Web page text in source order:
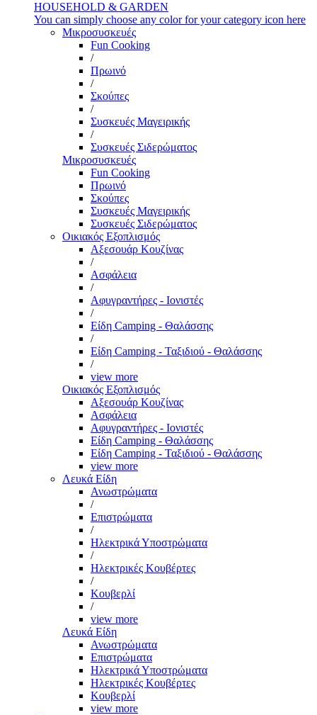
HOUSEHOLD & GARDEN
You can simply choose any color for your category icon here
Μικροσυσκευές
Fun Cooking
/
Πρωινό
/
Σκούπες
/
Συσκευές Μαγειρικής
/
Συσκευές Σιδερώματος
Μικροσυσκευές
Fun Cooking
Πρωινό
Σκούπες
Συσκευές Μαγειρικής
Συσκευές Σιδερώματος
Οικιακός Εξοπλισμός
Αξεσουάρ Κουζίνας
/
Ασφάλεια
/
Αφυγραντήρες - Ιονιστές
/
Είδη Camping - Θαλάσσης
/
Είδη Camping - Ταξιδιού - Θαλάσσης
/
view more
Οικιακός Εξοπλισμός
Αξεσουάρ Κουζίνας
Ασφάλεια
Αφυγραντήρες - Ιονιστές
Είδη Camping - Θαλάσσης
Είδη Camping - Ταξιδιού - Θαλάσσης
view more
Λευκά Είδη
Ανωστρώματα
/
Επιστρώματα
/
Ηλεκτρικά Υποστρώματα
/
Ηλεκτρικές Κουβέρτες
/
Κουβερλί
/
view more
Λευκά Είδη
Ανωστρώματα
Επιστρώματα
Ηλεκτρικά Υποστρώματα
Ηλεκτρικές Κουβέρτες
Κουβερλί
view more